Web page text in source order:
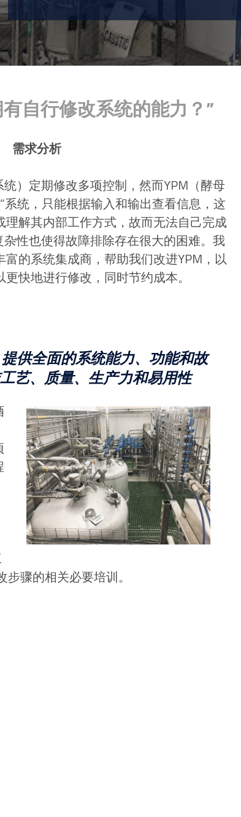
自行修改系统的能力？
需求分析
）定期修改多项控制，然而YPM（酵母
系统，只能根据输入和输出查看信息，这
解其内部工作方式，故而无法自己完成
性也使得故障排除存在很大的困难。我
的系统集成商，帮助我们改进YPM，以
快地进行修改，同时节约成本。
提供全面的系统能力、功能和故
艺、质量、生产力和易用性
骤的相关必要培训。